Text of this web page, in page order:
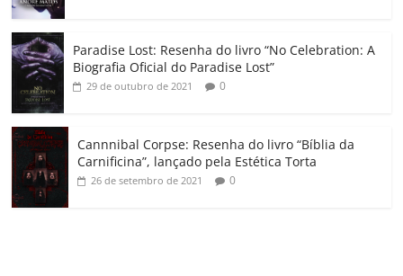
Paradise Lost: Resenha do livro “No Celebration: A
Biografia Oficial do Paradise Lost”
29 de outubro de 2021 0
Cannnibal Corpse: Resenha do livro “Bíblia da
Carnificina”, lançado pela Estética Torta
26 de setembro de 2021 0